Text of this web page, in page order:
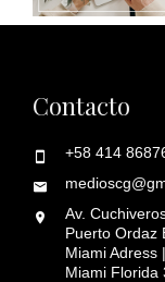
Contacto
+58 414
Av.
Puerto Ordaz
Miami Adress
Miami Florida